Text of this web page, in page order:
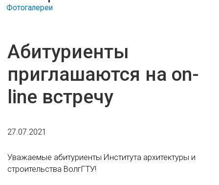
Фотогалереи
Абитуриенты
приглашаются на on-
line встречу
27.07.2021
Уважаемые абитуриенты Института архитектуры и
строительства ВолгГТУ!